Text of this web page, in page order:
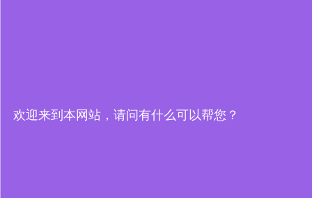
欢迎来到本网站，请问有什么可以帮您？